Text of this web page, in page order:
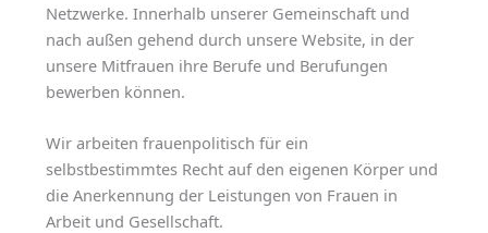
Netzwerke. Innerhalb unserer Gemeinschaft und
nach außen gehend durch unsere Website, in der
unsere Mitfrauen ihre Berufe und Berufungen
bewerben können.
Wir arbeiten frauenpolitisch für ein
selbstbestimmtes Recht auf den eigenen Körper und
die Anerkennung der Leistungen von Frauen in
Arbeit und Gesellschaft.